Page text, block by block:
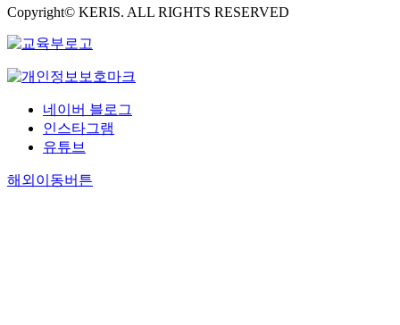
Copyright© KERIS. ALL RIGHTS RESERVED
네이버 블로그
인스타그램
유튜브
해외이동버튼